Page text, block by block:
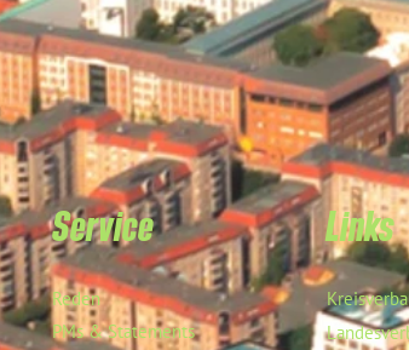
Service
Reden
PMs & Statements
Links